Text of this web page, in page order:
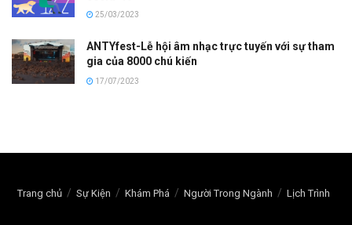
25/03/2023
ANTYfest-Lễ hội âm nhạc trực tuyến với sự tham
gia của 8000 chú kiến
17/07/2023
Trang chủ Sự Kiện Khám Phá Người Trong Ngành Lịch Trình